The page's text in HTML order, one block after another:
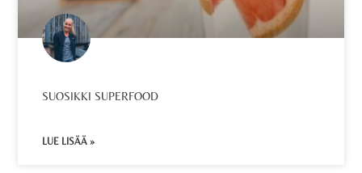
SUOSIKKI SUPERFOOD
LUE LISÄÄ »